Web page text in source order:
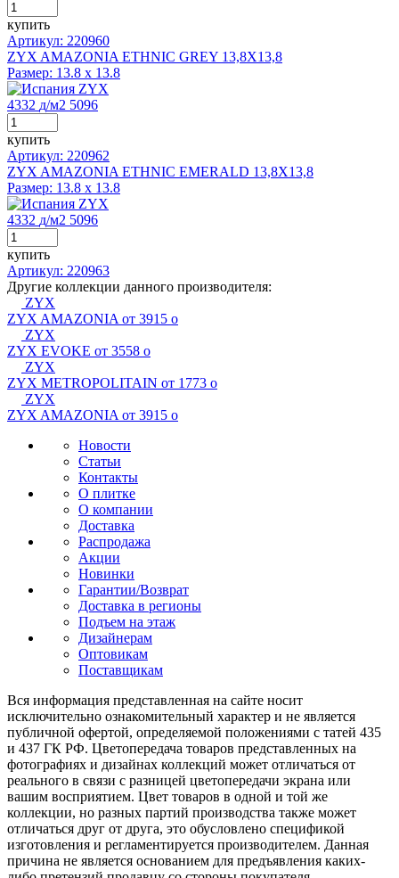
купить
Артикул: 220960
ZYX AMAZONIA ETHNIC GREY 13,8X13,8
Размер: 13.8 x 13.8
ZYX
4332 д/м2 5096
купить
Артикул: 220962
ZYX AMAZONIA ETHNIC EMERALD 13,8X13,8
Размер: 13.8 x 13.8
ZYX
4332 д/м2 5096
купить
Артикул: 220963
Другие коллекции данного производителя:
ZYX
ZYX AMAZONIA от 3915 о
ZYX
ZYX EVOKE от 3558 о
ZYX
ZYX METROPOLITAIN от 1773 о
ZYX
ZYX AMAZONIA от 3915 о
Новости
Статьи
Контакты
О плитке
О компании
Доставка
Распродажа
Акции
Новинки
Гарантии/Возврат
Доставка в регионы
Подъем на этаж
Дизайнерам
Оптовикам
Поставщикам
Вся информация представленная на сайте носит
исключительно ознакомительный характер и не является
публичной офертой, определяемой положениями с татей 435
и 437 ГК РФ. Цветопередача товаров представленных на
фотографиях и дизайнах коллекций может отличаться от
реального в связи с разницей цветопередачи экрана или
вашим восприятием. Цвет товаров в одной и той же
коллекции, но разных партий производства также может
отличаться друг от друга, это обусловлено спецификой
изготовления и регламентируется производителем. Данная
причина не является основанием для предъявления каких-